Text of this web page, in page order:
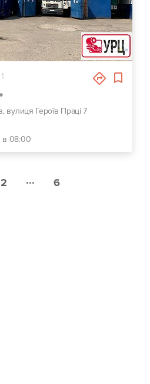
1
вулиця Героїв Праці 7
в 08:00
2 ... 6